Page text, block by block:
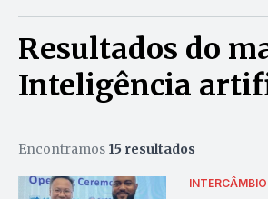
Resultados do
Inteligência
Encontramos 15 resultados
INTERCÂMBIO